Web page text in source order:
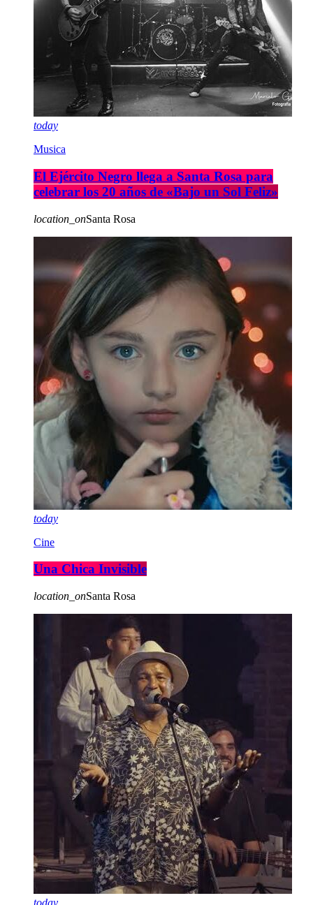
today
Musica
El Ejército Negro llega a Santa Rosa para
celebrar los 20 años de «Bajo un Sol Feliz»
location_onSanta Rosa
today
Cine
Una Chica Invisible
location_onSanta Rosa